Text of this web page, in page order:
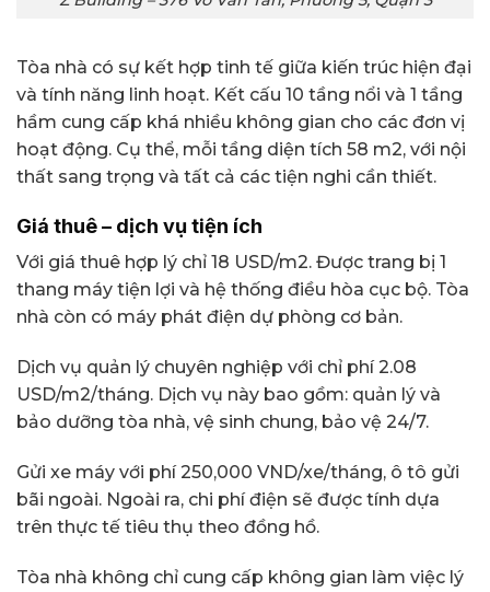
Tòa nhà có sự kết hợp tinh tế giữa kiến trúc hiện đại
và tính năng linh hoạt. Kết cấu 10 tầng nổi và 1 tầng
hầm cung cấp khá nhiều không gian cho các đơn vị
hoạt động. Cụ thể, mỗi tầng diện tích 58 m2, với nội
thất sang trọng và tất cả các tiện nghi cần thiết.
Giá thuê – dịch vụ tiện ích
Với giá thuê hợp lý chỉ 18 USD/m2. Được trang bị 1
thang máy tiện lợi và hệ thống điều hòa cục bộ. Tòa
nhà còn có máy phát điện dự phòng cơ bản.
Dịch vụ quản lý chuyên nghiệp với chỉ phí 2.08
USD/m2/tháng. Dịch vụ này bao gồm: quản lý và
bảo dưỡng tòa nhà, vệ sinh chung, bảo vệ 24/7.
Gửi xe máy với phí 250,000 VND/xe/tháng, ô tô gửi
bãi ngoài. Ngoài ra, chi phí điện sẽ được tính dựa
trên thực tế tiêu thụ theo đồng hồ.
Tòa nhà không chỉ cung cấp không gian làm việc lý